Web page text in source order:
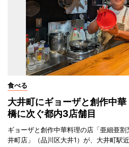
食べる
大井町にギョーザと創作中
橋に次ぐ都内3店舗目
ギョーザと創作中華料理の店「亜細亜
井町店」（品川区大井1）が、大井町駅